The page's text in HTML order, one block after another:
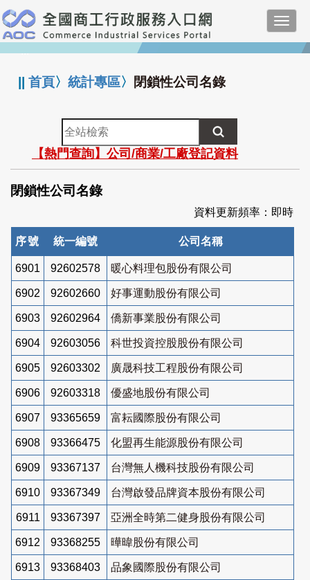
跳
到
主
要
:::
||首頁〉統計專區〉 閉鎖性公司名錄
全
站
檢
索
【熱門查詢】公司/商業/工廠登記資料
閉鎖性公司名錄
資料更新頻率：即時
序號 統一編號 公司名稱
6901 92602578 暖心料理包股份有限公司
6902 92602660 好事運動股份有限公司
6903 92602964 僑新事業股份有限公司
6904 92603056 科世投資控股股份有限公司
6905 92603302 廣晟科技工程股份有限公司
6906 92603318 優盛地股份有限公司
6907 93365659 富耘國際股份有限公司
6908 93366475 化盟再生能源股份有限公司
6909 93367137 台灣無人機科技股份有限公司
6910 93367349 台灣啟發品牌資本股份有限公司
6911 93367397 亞洲全時第二健身股份有限公司
6912 93368255 曄暐股份有限公司
6913 93368403 品象國際股份有限公司